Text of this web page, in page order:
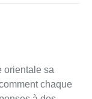
orientale sa
chaque